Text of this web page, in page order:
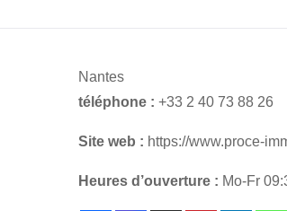
Nantes
téléphone : +33 2 40 73 88 26
Site web : https://www.proce-
Heures d’ouverture : Mo-Fr